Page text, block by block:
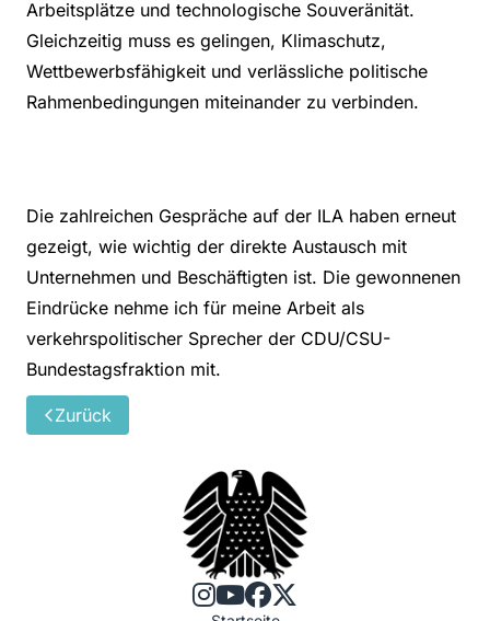
Arbeitsplätze und technologische Souveränität.
Gleichzeitig muss es gelingen, Klimaschutz,
Wettbewerbsfähigkeit und verlässliche politische
Rahmenbedingungen miteinander zu verbinden.
Die zahlreichen Gespräche auf der ILA haben erneut
gezeigt, wie wichtig der direkte Austausch mit
Unternehmen und Beschäftigten ist. Die gewonnenen
Eindrücke nehme ich für meine Arbeit als
verkehrspolitischer Sprecher der CDU/CSU-
Bundestagsfraktion mit.
Zurück